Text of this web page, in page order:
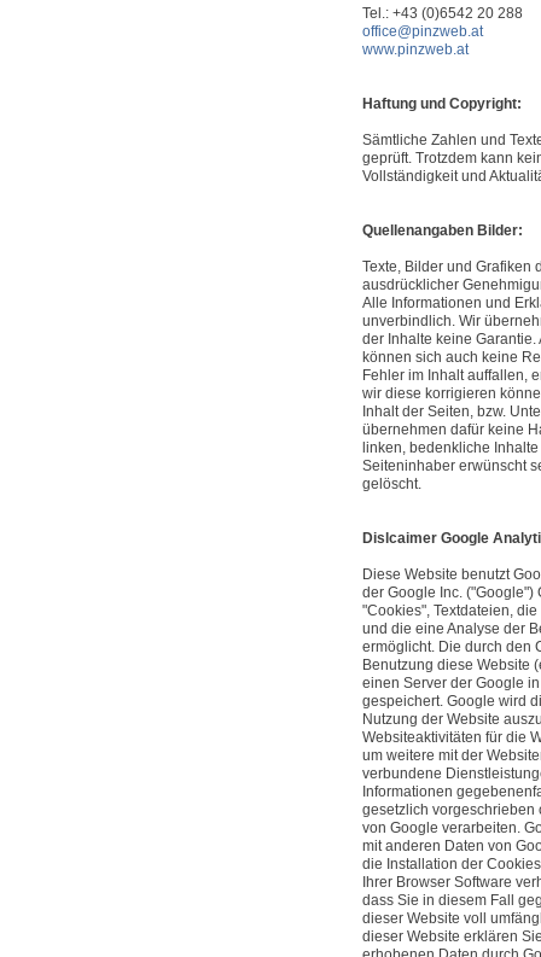
Tel.: +43 (0)6542 20 288
office@pinzweb.at
www.pinzweb.at
Haftung und Copyright:
Sämtliche Zahlen und
geprüft. Trotzdem kann
Vollständigkeit und
Quellenangaben Bilder:
Texte, Bilder und Grafiken
ausdrücklicher
Alle Informationen und
unverbindlich. Wir
der Inhalte keine
können sich auch keine
Fehler im Inhalt auffallen,
wir diese korrigieren
Inhalt der Seiten, bzw.
übernehmen dafür keine
linken, bedenkliche
Seiteninhaber erwünscht
gelöscht.
Dislcaimer Google
Diese Website benutzt
der Google Inc. ("Google")
"Cookies", Textdateien,
und die eine Analyse der
ermöglicht. Die durch den
Benutzung diese Website
einen Server der Google
gespeichert. Google wird
Nutzung der Website
Websiteaktivitäten für die
um weitere mit der
verbundene
Informationen
gesetzlich vorgeschrieben
von Google verarbeiten.
mit anderen Daten von
die Installation der
Ihrer Browser Software
dass Sie in diesem Fall
dieser Website voll
dieser Website erklären